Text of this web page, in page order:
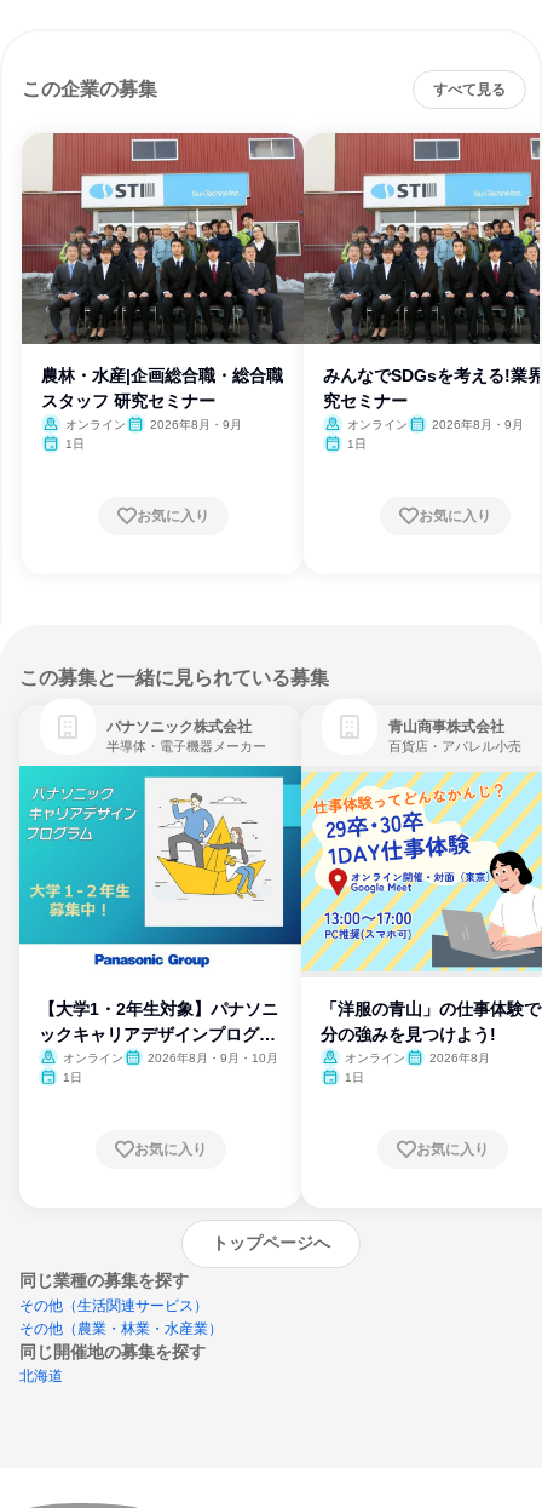
この企業の募集 すべて見る
農林・水産|企画総合職・総合職
スタッフ 研究セミナー
オンライン
2026年8月・9月
1日
お気に入り
みんなでSDGsを考える!業
究セミナー
オンライン
2026年8月・9月
1日
お気に入り
この募集と一緒に見られている募集
パナソニック株式会社
半導体・電子機器メーカー
【大学1・2年生対象】パナソニ
ックキャリアデザインプログラ
ム
オンライン
2026年8月・9月・10月
1日
お気に入り
青山商事株式会社
百貨店・アパレル小売
「洋服の青山」の仕事体験
分の強みを見つけよう!
オンライン
2026年8月
1日
お気に入り
トップページへ
同じ業種の募集を探す
その他（生活関連サービス）
その他（農業・林業・水産業）
同じ開催地の募集を探す
北海道